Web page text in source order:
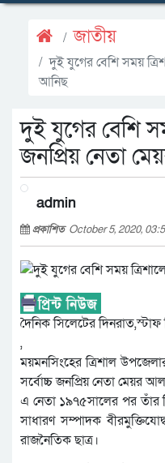
জাতীয়
দুই যুগের বেশি সময়
আনিছ
দুই যুগের বেশি
জনপ্রিয় নেতা
admin
প্রকাশিত October 5, 2020,
দৈনিক সিলেটের দিনরাত,স্টাফ
,
ময়মনসিংহের ত্রিশাল
সর্বোচ্চ জনপ্রিয় নেতা মেয়র
এ নেতা ১৯৭৫সালের পর তাঁর
সাধারণ সম্পাদক
রাজনৈতিক ছাত্র।